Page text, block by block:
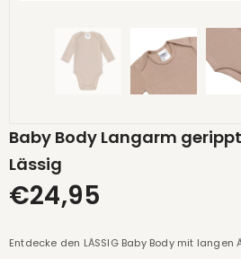
Baby Body Langarm
Lässig
€24,95
Entdecke den LÄSSIG Baby Body mit langen